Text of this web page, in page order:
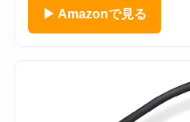
▶ Amazonで見る